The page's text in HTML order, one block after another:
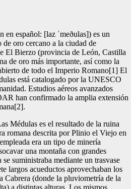
en español: [laz ˈmeðulas]) es un
oro cercano a la ciudad de
El Bierzo (provincia de León, Castilla
de oro más importante, así como la
de todo el Imperio Romano[1] El
está catalogado por la UNESCO
Estudios aéreos avanzados
han confirmado la amplia extensión
Médulas es el resultado de la ruina
romana descrita por Plinio el Viejo en
era un tipo de minería
una montaña con grandes
suministraba mediante un trasvase
largos acueductos aprovechaban los
Cabrera (donde la pluviometría de la
a distintas alturas. Los mismos